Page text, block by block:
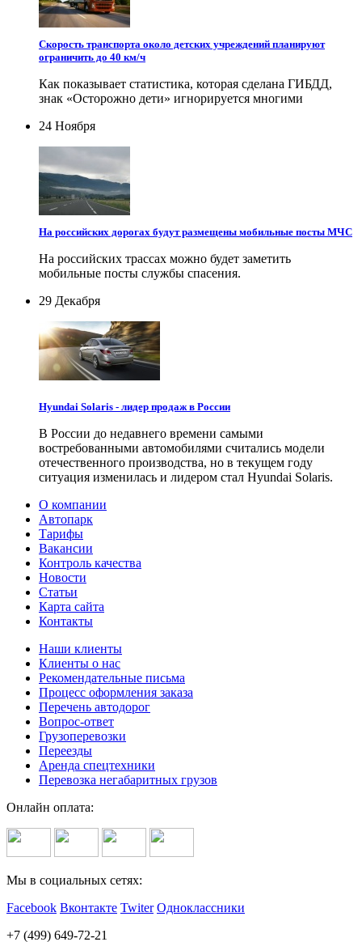
Скорость транспорта около детских учреждений планируют
ограничить до 40 км/ч
Как показывает статистика, которая сделана ГИБДД,
знак «Осторожно дети» игнорируется многими
24 Ноября
На российских дорогах будут размещены мобильные посты МЧС
На российских трассах можно будет заметить
мобильные посты службы спасения.
29 Декабря
Hyundai Solaris - лидер продаж в России
В России до недавнего времени самыми
востребованными автомобилями считались модели
отечественного производства, но в текущем году
ситуация изменилась и лидером стал Hyundai Solaris.
О компании
Автопарк
Тарифы
Вакансии
Контроль качества
Новости
Статьи
Карта сайта
Контакты
Наши клиенты
Клиенты о нас
Рекомендательные письма
Процесс оформления заказа
Перечень автодорог
Вопрос-ответ
Грузоперевозки
Переезды
Аренда спецтехники
Перевозка негабаритных грузов
Онлайн оплата:
Мы в социальных сетях:
Facebook Вконтакте Twiter Одноклассники
+7 (499) 649-72-21